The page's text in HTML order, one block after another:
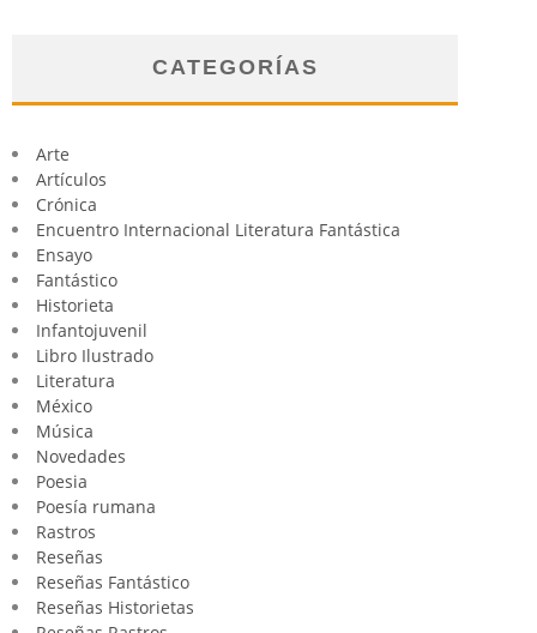
CATEGORÍAS
Arte
Artículos
Crónica
Encuentro Internacional Literatura Fantástica
Ensayo
Fantástico
Historieta
Infantojuvenil
Libro Ilustrado
Literatura
México
Música
Novedades
Poesia
Poesía rumana
Rastros
Reseñas
Reseñas Fantástico
Reseñas Historietas